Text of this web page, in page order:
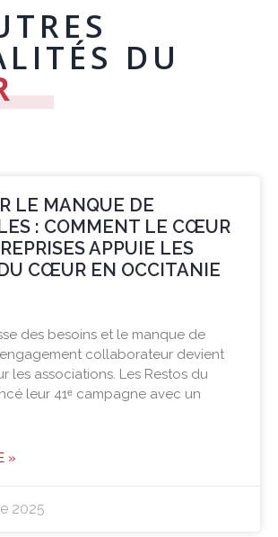
DU
LE MANQUE DE
: COMMENT LE CŒUR
APPUIE LES
CŒUR EN OCCITANIE
des besoins et le manque de
collaborateur devient
les associations. Les Restos du
leur 41ᵉ campagne avec un
»
2025